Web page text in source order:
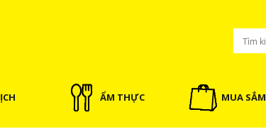
ẨM THỰC MUA SẮM